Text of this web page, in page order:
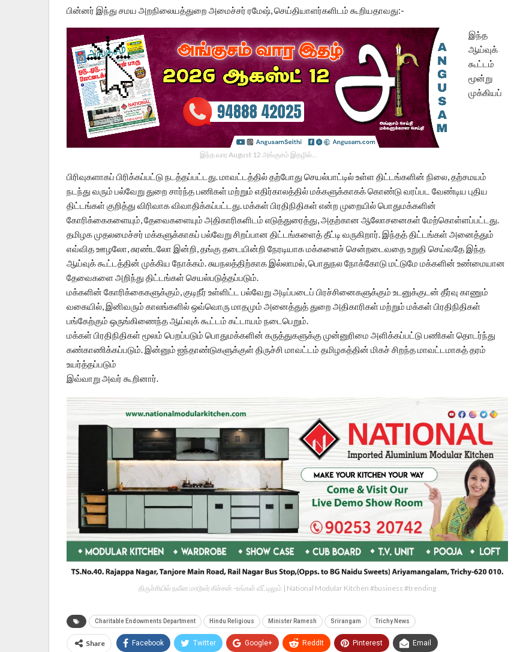
பின்னர் இந்து சமய அறநிலையத்துறை அமைச்சர் ரமேஷ், செய்தியாளர்களிடம் கூறியதாவது:-
இந்த வார August 12 அங்குசம் இதழில்…
இந்த
ஆய்வுக்
கூட்டம்
மூன்று
முக்கியப்
பிரிவுகளாகப் பிரிக்கப்பட்டு நடத்தப்பட்டது. மாவட்டத்தில் தற்போது செயல்பாட்டில் உள்ள திட்டங்களின் நிலை, தற்சமயம்
நடந்து வரும் பல்வேறு துறை சார்ந்த பணிகள் மற்றும் எதிர்காலத்தில் மக்களுக்காகக் கொண்டு வரப்பட வேண்டிய புதிய
திட்டங்கள் குறித்து விரிவாக விவாதிக்கப்பட்டது. மக்கள் பிரதிநிதிகள் என்ற முறையில் பொதுமக்களின்
கோரிக்கைகளையும், தேவைகளையும் அதிகாரிகளிடம் எடுத்துரைத்து, அதற்கான ஆலோசனைகள் மேற்கொள்ளப்பட்டது.
தமிழக முதலமைச்சர் மக்களுக்காகப் பல்வேறு சிறப்பான திட்டங்களைத் தீட்டி வருகிறார். இந்தத் திட்டங்கள் அனைத்தும்
எவ்வித ஊழலோ, சுரண்டலோ இன்றி, தங்கு தடையின்றி நேரடியாக மக்களைச் சென்றடைவதை உறுதி செய்வதே இந்த
ஆய்வுக் கூட்டத்தின் முக்கிய நோக்கம். சுயநலத்திற்காக இல்லாமல், பொதுநல நோக்கோடு மட்டுமே மக்களின் உண்மையான
தேவைகளை அறிந்து திட்டங்கள் செயல்படுத்தப்படும்.
மக்களின் கோரிக்கைகளுக்கும், குடிநீர் உள்ளிட்ட பல்வேறு அடிப்படைப் பிரச்சினைகளுக்கும் உடனுக்குடன் தீர்வு காணும்
வகையில், இனிவரும் காலங்களில் ஒவ்வொரு மாதமும் அனைத்துத் துறை அதிகாரிகள் மற்றும் மக்கள் பிரதிநிதிகள்
பங்கேற்கும் ஒருங்கிணைந்த ஆய்வுக் கூட்டம் கட்டாயம் நடைபெறும்.
மக்கள் பிரதிநிதிகள் மூலம் பெறப்படும் பொதுமக்களின் கருத்துகளுக்கு முன்னுரிமை அளிக்கப்பட்டு பணிகள் தொடர்ந்து
கண்காணிக்கப்படும். இன்னும் ஐந்தாண்டுகளுக்குள் திருச்சி மாவட்டம் தமிழகத்தின் மிகச் சிறந்த மாவட்டமாகத் தரம்
உயர்த்தப்படும்
இவ்வாறு அவர் கூறினார்.
திருச்சியில் நவீன மாடூலர் கிச்சன் -உங்கள் வீட்டிலும் | National Modular Kitchen #business #trending
Charitable Endowments Department Hindu Religious Minister Ramesh Srirangam Trichy News
Share Facebook Twitter Google+ ReddIt Pinterest Email